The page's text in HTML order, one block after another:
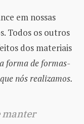
em nossas
Todos os outros
dos materiais
forma de formas-
nós realizamos.
manter